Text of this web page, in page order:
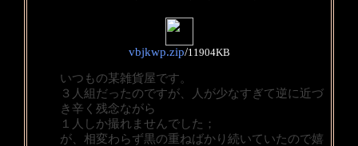
vbjkwp.zip/11904KB
いつもの某雑貨屋です。
３人組だったのですが、人が少なすぎて逆に近づ
き辛く残念ながら
１人しか撮れませんでした；
が、相変わらず黒の重ねばかり続いていたので嬉